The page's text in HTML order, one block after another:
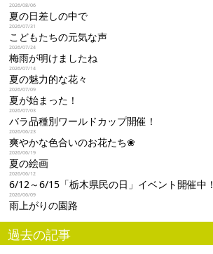
2026/08/06
夏の日差しの中で
2026/07/31
こどもたちの元気な声
2026/07/24
梅雨が明けましたね
2026/07/14
夏の魅力的な花々
2026/07/09
夏が始まった！
2026/07/03
バラ品種別ワールドカップ開催！
2026/06/23
爽やかな色合いのお花たち❀
2026/06/19
夏の絵画
2026/06/12
6/12～6/15「栃木県民の日」イベント開催中！
2026/06/09
雨上がりの園路
過去の記事